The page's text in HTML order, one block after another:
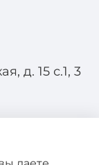
д. 15 с.1, 3